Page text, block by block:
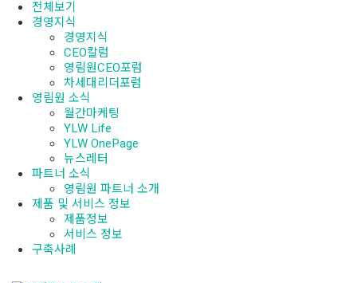
전체보기
경영지식
경영지식
CEO칼럼
영림원CEO포럼
차세대리더포럼
영림원 소식
월간마케팅
YLW Life
YLW OnePage
뉴스레터
파트너 소식
영림원 파트너 소개
제품 및 서비스 정보
제품정보
서비스 정보
구축사례